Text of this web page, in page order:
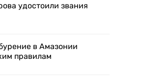
удостоили звания
в Амазонии
правилам